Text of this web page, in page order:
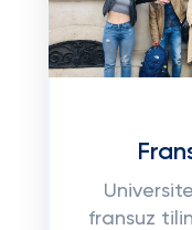
fransuz